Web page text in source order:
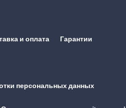
и оплата Гарантии
персональных данных